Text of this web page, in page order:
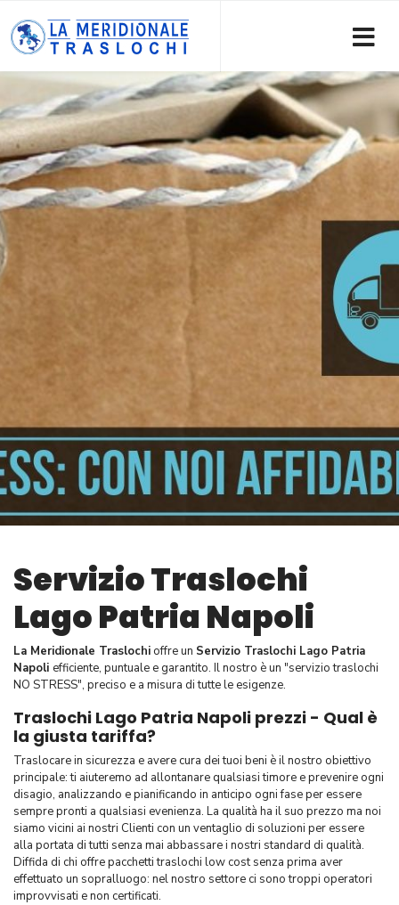
Servizio Traslochi
Lago Patria Napoli
La Meridionale Traslochi offre un Servizio Traslochi Lago Patria
Napoli efficiente, puntuale e garantito. Il nostro è un "servizio traslochi
NO STRESS", preciso e a misura di tutte le esigenze.
Traslochi Lago Patria Napoli prezzi - Qual è
la giusta tariffa?
Traslocare in sicurezza e avere cura dei tuoi beni è il nostro obiettivo
principale: ti aiuteremo ad allontanare qualsiasi timore e prevenire ogni
disagio, analizzando e pianificando in anticipo ogni fase per essere
sempre pronti a qualsiasi evenienza. La qualità ha il suo prezzo ma noi
siamo vicini ai nostri Clienti con un ventaglio di soluzioni per essere
alla portata di tutti senza mai abbassare i nostri standard di qualità.
Diffida di chi offre pacchetti traslochi low cost senza prima aver
effettuato un sopralluogo: nel nostro settore ci sono troppi operatori
improvvisati e non certificati.